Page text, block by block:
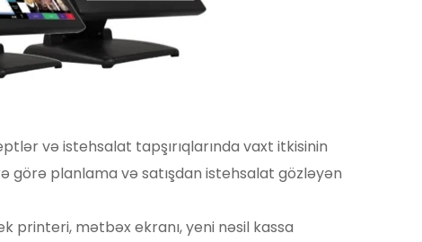
və istehsalat tapşırıqlarında vaxt itkisinin
görə planlama və satışdan istehsalat gözləyən
printeri, mətbəx ekranı, yeni nəsil kassa